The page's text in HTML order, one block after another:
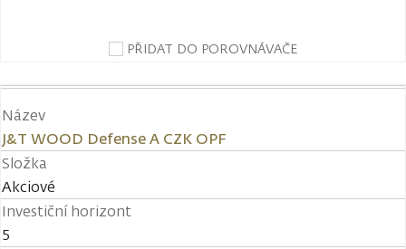
PŘIDAT DO POROVNÁVAČE
Název
J&T WOOD Defense A CZK OPF
Složka
Akciové
Investiční horizont
5